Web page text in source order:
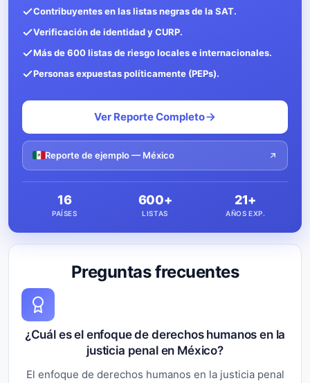
Preguntas frecuentes
¿Cuál es el enfoque de derechos humanos en la
justicia penal en México?
El enfoque de derechos humanos en la justicia penal
Contribuyentes en las listas negras de la SAT.
Verificación de identidad y CURP.
Más de 600 listas de riesgo locales e internacionales.
Personas expuestas políticamente (PEPs).
Ver Reporte Completo
Reporte de ejemplo — México
16
PAÍSES
600+
LISTAS
21+
AÑOS EXP.